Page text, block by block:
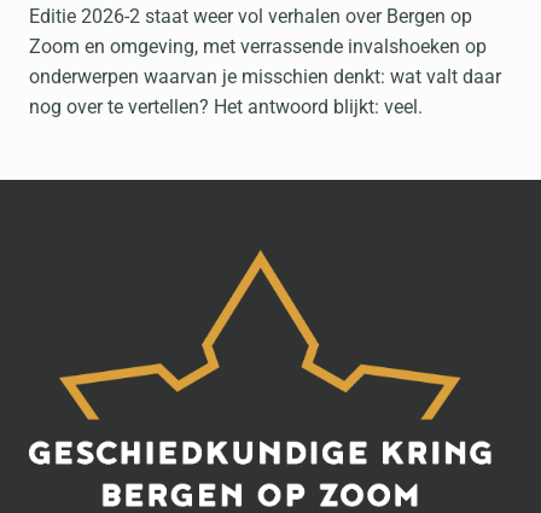
Editie 2026-2 staat weer vol verhalen over Bergen op
Zoom en omgeving, met verrassende invalshoeken op
onderwerpen waarvan je misschien denkt: wat valt daar
nog over te vertellen? Het antwoord blijkt: veel.